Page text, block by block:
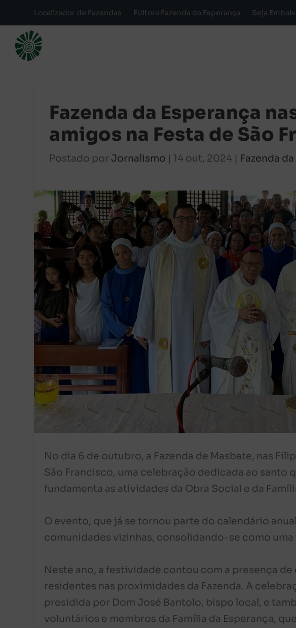
Localizador de Fazendas Editora Fazenda da Esperança Seja
Fazenda da Esperança
amigos na Festa de São
Postado por Jornalismo | 14 out, 2024 | Fazenda
No dia 6 de outubro, a Fazenda de Masbate, nas
São Francisco, uma celebração dedicada ao santo
fundamenta as atividades da Obra Social e da
O evento, que já se tornou parte do calendário
comunidades vizinhas, consolidando-se como
Neste ano, a festividade contou com a presença
residentes nas proximidades da Fazenda. A
presidida por Dom José Bantolo, bispo local, e
voluntários e membros da Família da Esperança,